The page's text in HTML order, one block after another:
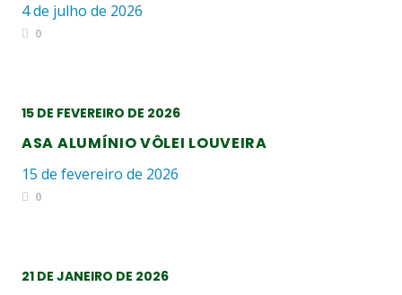
4 de julho de 2026
0
15 DE FEVEREIRO DE 2026
ASA ALUMÍNIO VÔLEI LOUVEIRA
15 de fevereiro de 2026
0
21 DE JANEIRO DE 2026